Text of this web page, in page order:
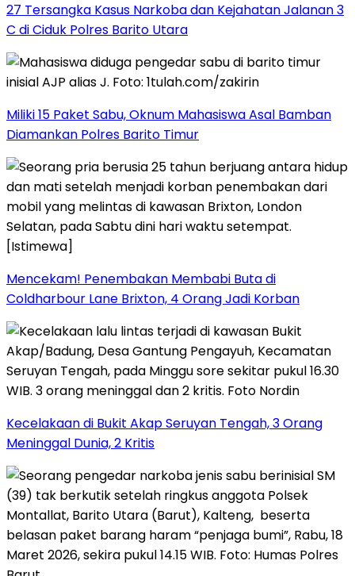
27 Tersangka Kasus Narkoba dan Kejahatan Jalanan 3
C di Ciduk Polres Barito Utara
Miliki 15 Paket Sabu, Oknum Mahasiswa Asal Bamban
Diamankan Polres Barito Timur
Mencekam! Penembakan Membabi Buta di
Coldharbour Lane Brixton, 4 Orang Jadi Korban
Kecelakaan di Bukit Akap Seruyan Tengah, 3 Orang
Meninggal Dunia, 2 Kritis